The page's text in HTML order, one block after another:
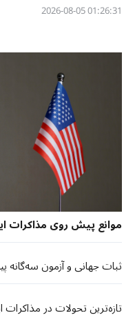
01:26:31 2026-08-05
موانع پیش روی مذاکرات
ثبات جهانی و آزمون
تازه‌ترین تحولات در مذاکرات